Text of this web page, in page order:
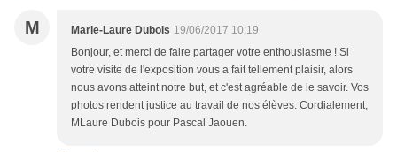
M Marie-Laure Dubois 19/06/2017 10:19
Bonjour, et merci de faire partager votre enthousiasme ! Si
votre visite de l'exposition vous a fait tellement plaisir, alors
nous avons atteint notre but, et c'est agréable de le savoir. Vos
photos rendent justice au travail de nos élèves. Cordialement,
MLaure Dubois pour Pascal Jaouen.